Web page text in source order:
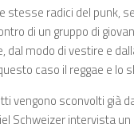
stesse radici del punk,
di un gruppo di
dal modo di vestire e
caso il reggae e lo
vengono sconvolti già
Schweizer intervista